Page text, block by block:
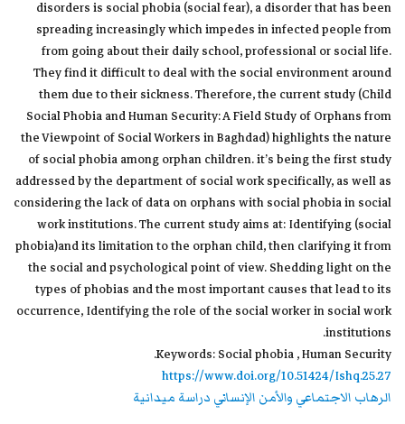
disorders is social phobia (social fear), a disorder that has been
spreading increasingly which impedes in infected people from
from going about their daily school, professional or social life.
They find it difficult to deal with the social environment around
them due to their sickness. Therefore, the current study (Child
Social Phobia and Human Security: A Field Study of Orphans from
the Viewpoint of Social Workers in Baghdad) highlights the nature
of social phobia among orphan children. it’s being the first study
addressed by the department of social work specifically, as well as
considering the lack of data on orphans with social phobia in social
work institutions. The current study aims at: Identifying (social
phobia)and its limitation to the orphan child, then clarifying it from
the social and psychological point of view. Shedding light on the
types of phobias and the most important causes that lead to its
occurrence, Identifying the role of the social worker in social work
institutions.
Keywords: Social phobia , Human Security.
https://www.doi.org/10.51424/Ishq.25.27
الرهاب الاجتماعي والأمن الإنساني دراسة ميدانية